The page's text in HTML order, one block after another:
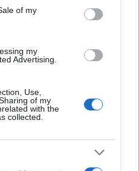
of my
my
Advertising.
Use,
of my
with the
collected.